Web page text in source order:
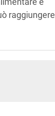
raggiungere